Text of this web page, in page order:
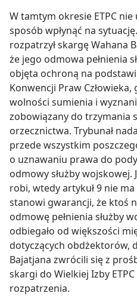
W tamtym okresie ETPC nie
sposób wpłynąć na
rozpatrzył skargę Wahana
że jego odmowa pełnienia
objęta ochroną na
Konwencji Praw
wolności sumienia i
zobowiązany do trzymania
orzecznictwa. Trybunał
przede wszystkim
o uznawaniu prawa do
odmowy służby wojskowej.
robi, wtedy artykuł 9 nie
stanowi gwarancji, że ktoś
odmowę pełnienia służby
odbiegało od większości
dotyczących obdżektorów,
Bajatjana zwrócili się z
skargi do Wielkiej Izby
rozpatrzenia.